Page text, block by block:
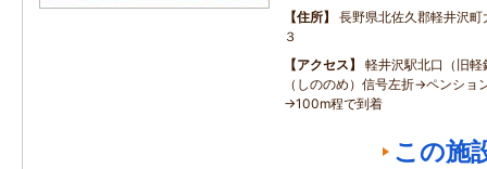
住所
長野県北佐久郡軽井沢
３
アクセス
軽井沢駅北口（旧
（しののめ）信号左折→ペンショ
→100m程で到着
この施